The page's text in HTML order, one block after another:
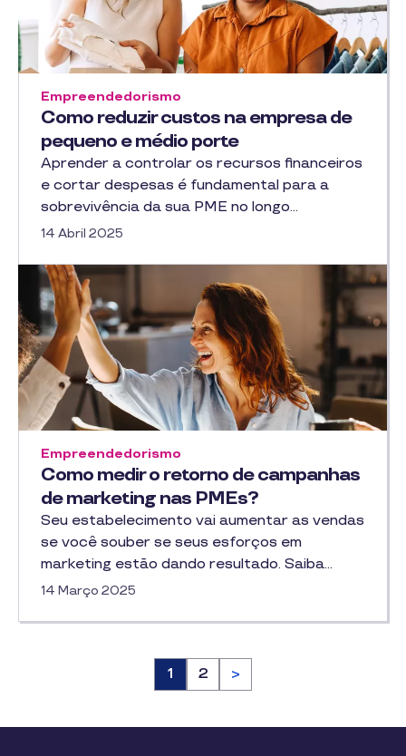
Como reduzir custos na empresa de
pequeno e médio porte
Empreendedorismo
Aprender a controlar os recursos financeiros
e cortar despesas é fundamental para a
sobrevivência da sua PME no longo…
14 Abril 2025
Como medir o retorno de campanhas
de marketing nas PMEs?
Empreendedorismo
Seu estabelecimento vai aumentar as vendas
se você souber se seus esforços em
marketing estão dando resultado. Saiba…
14 Março 2025
Página
1 Página
2 >